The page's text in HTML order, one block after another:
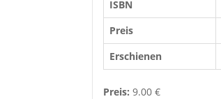
ISBN
Preis
Erschienen
Preis: 9.00 €